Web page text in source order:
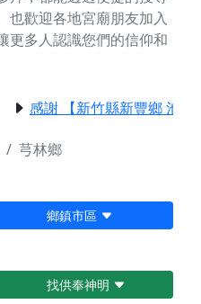
也歡迎各地宮廟朋友加入
更多人認識您們的信仰和
感謝 【新竹縣新豐鄉 池和
芎林鄉
鄉鎮市區
找供奉神明